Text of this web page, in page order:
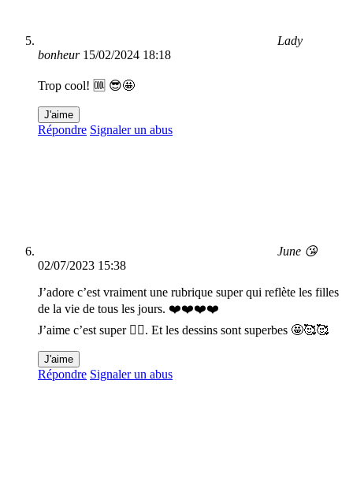
Lady
bonheur 15/02/2024 18:18
Trop cool! 🆒 😎🤩
J'aime
Répondre Signaler un abus
June 😘
02/07/2023 15:38
J’adore c’est vraiment une rubrique super qui reflète les filles
de la vie de tous les jours. ❤️❤️❤️❤️
J’aime c’est super 👍🏻. Et les dessins sont superbes 🤩🥰🥰
J'aime
Répondre Signaler un abus